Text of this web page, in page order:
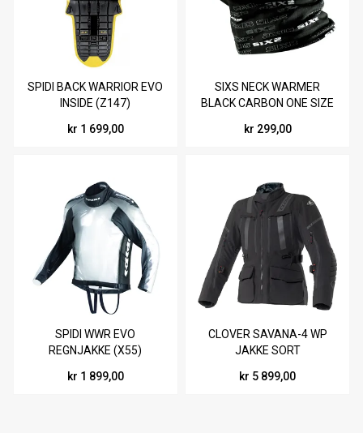
SPIDI BACK WARRIOR EVO
INSIDE (Z147)
kr 1 699,00
SIXS NECK WARMER
BLACK CARBON ONE SIZE
kr 299,00
SPIDI WWR EVO
REGNJAKKE (X55)
kr 1 899,00
CLOVER SAVANA-4 WP
JAKKE SORT
kr 5 899,00